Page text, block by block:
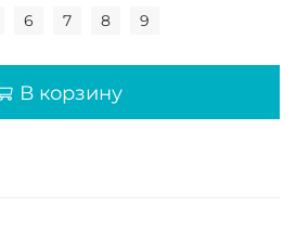
6 7 8 9
В корзину